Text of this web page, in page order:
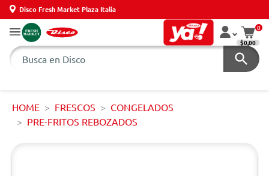
Disco Fresh Market Plaza Italia
0
$0,00
HOME FRESCOS
CONGELADOS
PRE-FRITOS REBOZADOS